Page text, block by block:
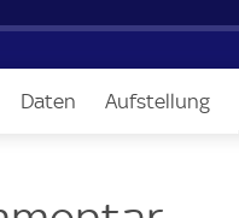
Daten Aufstellung